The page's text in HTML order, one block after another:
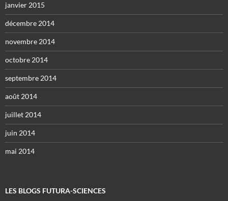
janvier 2015
décembre 2014
novembre 2014
octobre 2014
septembre 2014
août 2014
juillet 2014
juin 2014
mai 2014
LES BLOGS FUTURA-SCIENCES